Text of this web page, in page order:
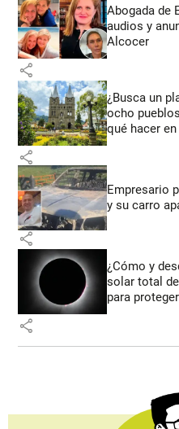
Abogada de
audios y
Alcocer
share
¿Busca un
ocho
qué hacer
share
Empresario
y su carro
share
¿Cómo y
solar total
para
share